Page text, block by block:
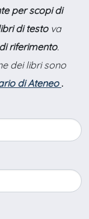
per scopi di
di testova
riferimento.
dei libri sono
di Ateneo .